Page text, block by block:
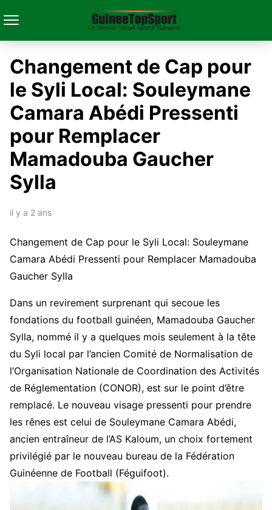
Changement de Cap pour
le Syli Local: Souleymane
Camara Abédi Pressenti
pour Remplacer
Mamadouba Gaucher
Sylla
il y a 2 ans
Changement de Cap pour le Syli Local: Souleymane
Camara Abédi Pressenti pour Remplacer Mamadouba
Gaucher Sylla
Dans un revirement surprenant qui secoue les
fondations du football guinéen, Mamadouba Gaucher
Sylla, nommé il y a quelques mois seulement à la tête
du Syli local par l’ancien Comité de Normalisation de
l’Organisation Nationale de Coordination des Activités
de Réglementation (CONOR), est sur le point d’être
remplacé. Le nouveau visage pressenti pour prendre
les rênes est celui de Souleymane Camara Abédi,
ancien entraîneur de l’AS Kaloum, un choix fortement
privilégié par le nouveau bureau de la Fédération
Guinéenne de Football (Féguifoot).